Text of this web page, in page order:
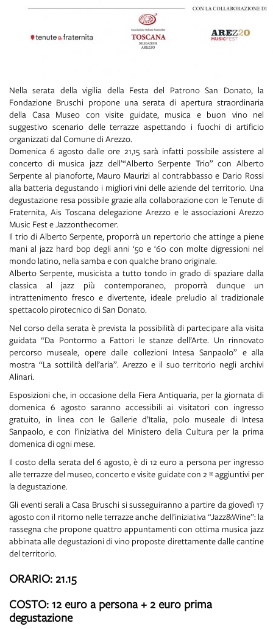
Nella serata della vigilia della Festa del Patrono San Donato, la
Fondazione Bruschi propone una serata di apertura straordinaria
della Casa Museo con visite guidate, musica e buon vino nel
suggestivo scenario delle terrazze aspettando i fuochi di artificio
organizzati dal Comune di Arezzo.
Domenica 6 agosto dalle ore 21,15 sarà infatti possibile assistere al
concerto di musica jazz dell’“Alberto Serpente Trio” con Alberto
Serpente al pianoforte, Mauro Maurizi al contrabbasso e Dario Rossi
alla batteria degustando i migliori vini delle aziende del territorio. Una
degustazione resa possibile grazie alla collaborazione con le Tenute di
Fraternita, Ais Toscana delegazione Arezzo e le associazioni Arezzo
Music Fest e Jazzonthecorner.
Il trio di Alberto Serpente, proporrà un repertorio che attinge a piene
mani al jazz hard bop degli anni ‘50 e ‘60 con molte digressioni nel
mondo latino, nella samba e con qualche brano originale.
Alberto Serpente, musicista a tutto tondo in grado di spaziare dalla
classica al jazz più contemporaneo, proporrà dunque un
intrattenimento fresco e divertente, ideale preludio al tradizionale
spettacolo pirotecnico di San Donato.
Nel corso della serata è prevista la possibilità di partecipare alla visita
guidata “Da Pontormo a Fattori le stanze dell’Arte. Un rinnovato
percorso museale, opere dalle collezioni Intesa Sanpaolo” e alla
mostra “La sottilità dell’aria”. Arezzo e il suo territorio negli archivi
Alinari.
Esposizioni che, in occasione della Fiera Antiquaria, per la giornata di
domenica 6 agosto saranno accessibili ai visitatori con ingresso
gratuito, in linea con le Gallerie d’Italia, polo museale di Intesa
Sanpaolo, e con l’iniziativa del Ministero della Cultura per la prima
domenica di ogni mese.
Il costo della serata del 6 agosto, è di 12 euro a persona per ingresso
alle terrazze del museo, concerto e visite guidate con 2 € aggiuntivi per
la degustazione.
Gli eventi serali a Casa Bruschi si susseguiranno a partire da giovedì 17
agosto con il ritorno nelle terrazze anche dell’iniziativa “Jazz&Wine”: la
rassegna che propone quattro appuntamenti con ottima musica jazz
abbinata alle degustazioni di vino proposte direttamente dalle cantine
del territorio.
ORARIO: 21.15
COSTO: 12 euro a persona + 2 euro prima
degustazione